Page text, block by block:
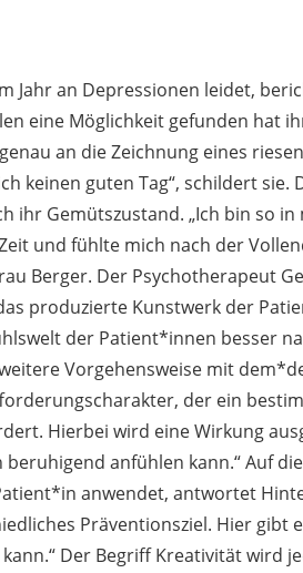
Jahr an Depressionen leidet,
eine Möglichkeit gefunden hat
an die Zeichnung eines
keinen guten Tag“, schildert sie.
ihr Gemütszustand. „Ich bin so
und fühlte mich nach der
Berger. Der Psychotherapeut
produzierte Kunstwerk der
der Patient*innen besser
Vorgehensweise mit
der ein
Hierbei wird eine Wirkung
anfühlen kann.“ Auf
anwendet, antwortet
Präventionsziel. Hier gibt
Der Begriff Kreativität wird